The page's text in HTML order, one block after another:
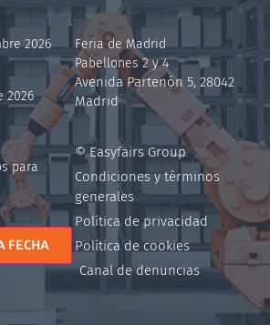
2026
2026
para
FECHA
Feria de Madrid
Pabellones 2 y 4
Avenida Partenón 5, 28042
Madrid
© Easyfairs Group
Condiciones y términos
generales
Política de privacidad
Política de cookies
Canal de denuncias